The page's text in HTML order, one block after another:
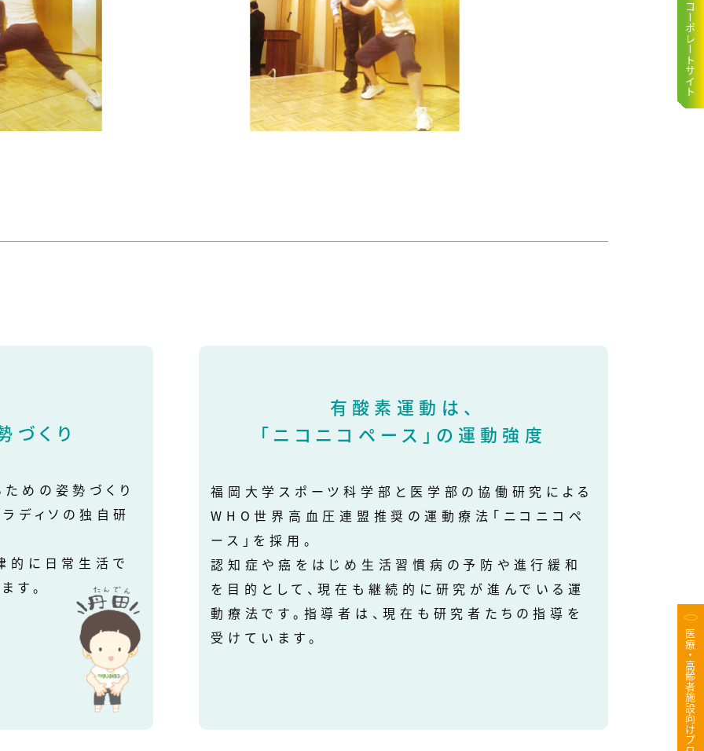
コーポレートサイト
医療・高齢者施設向けプログラム
づくり
めの姿勢づくり
ディソの独自研
的に日常生活で
す。
有酸素運動は、
「ニコニコペース」の運動強度
福岡大学スポーツ科学部と医学部の協働研究による
WHO世界高血圧連盟推奨の運動療法「ニコニコペ
ース」を採用。
認知症や癌をはじめ生活習慣病の予防や進行緩和
を目的として、現在も継続的に研究が進んでいる運
動療法です。指導者は、現在も研究者たちの指導を
受けています。